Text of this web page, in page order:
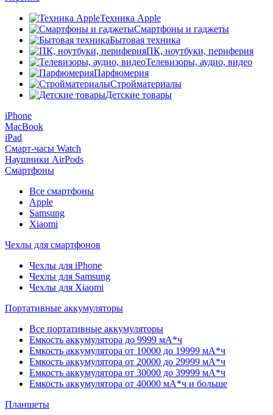
Техника Apple
Смартфоны и гаджеты
Бытовая техника
ПК, ноутбуки, периферия
Телевизоры, аудио, видео
Парфюмерия
Стройматериалы
Детские товары
iPhone
MacBook
iPad
Смарт-часы Watch
Наушники AirPods
Смартфоны
Все смартфоны
Apple
Samsung
Xiaomi
Чехлы для смартфонов
Чехлы для iPhone
Чехлы для Samsung
Чехлы для Xiaomi
Портативные аккумуляторы
Все портативные аккумуляторы
Емкость аккумулятора до 9999 мА*ч
Емкость аккумулятора от 10000 до 19999 мА*ч
Емкость аккумулятора от 20000 до 29999 мА*ч
Емкость аккумулятора от 30000 до 39999 мА*ч
Емкость аккумулятора от 40000 мА*ч и больше
Планшеты